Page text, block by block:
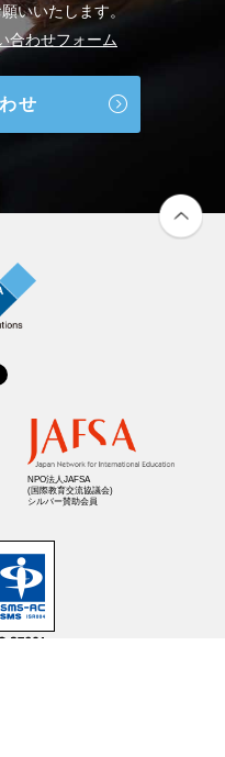
いいたします。
合わせフォーム
せ
NPO法人JAFSA
(国際教育交流協議会)
シルバー賛助会員